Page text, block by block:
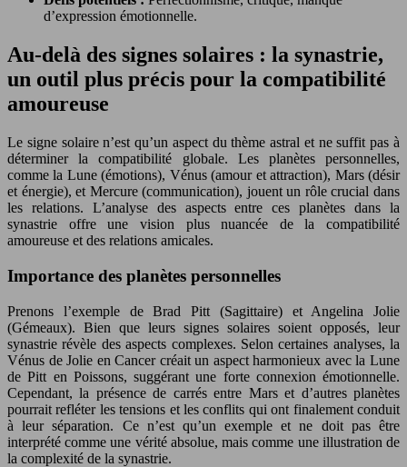
d’expression émotionnelle.
Au-delà des signes solaires : la synastrie,
un outil plus précis pour la compatibilité
amoureuse
Le signe solaire n’est qu’un aspect du thème astral et ne suffit pas à
déterminer la compatibilité globale. Les planètes personnelles,
comme la Lune (émotions), Vénus (amour et attraction), Mars (désir
et énergie), et Mercure (communication), jouent un rôle crucial dans
les relations. L’analyse des aspects entre ces planètes dans la
synastrie offre une vision plus nuancée de la compatibilité
amoureuse et des relations amicales.
Importance des planètes personnelles
Prenons l’exemple de Brad Pitt (Sagittaire) et Angelina Jolie
(Gémeaux). Bien que leurs signes solaires soient opposés, leur
synastrie révèle des aspects complexes. Selon certaines analyses, la
Vénus de Jolie en Cancer créait un aspect harmonieux avec la Lune
de Pitt en Poissons, suggérant une forte connexion émotionnelle.
Cependant, la présence de carrés entre Mars et d’autres planètes
pourrait refléter les tensions et les conflits qui ont finalement conduit
à leur séparation. Ce n’est qu’un exemple et ne doit pas être
interprété comme une vérité absolue, mais comme une illustration de
la complexité de la synastrie.